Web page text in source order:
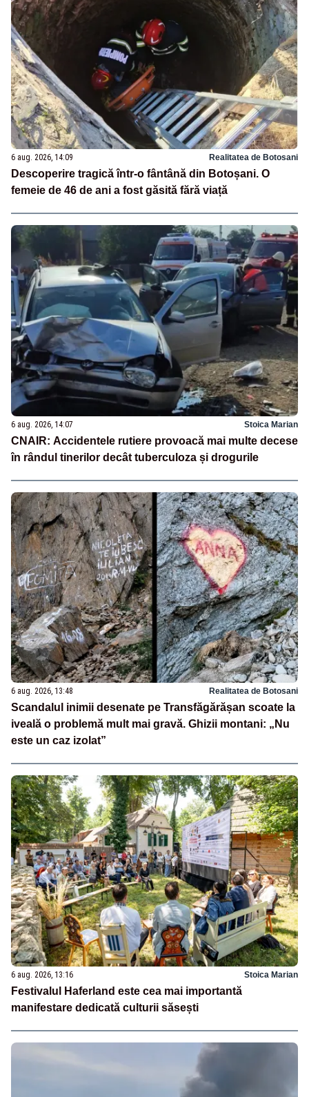
6 aug. 2026, 14:09 Realitatea de Botosani
Descoperire tragică într-o fântână din Botoșani. O
femeie de 46 de ani a fost găsită fără viață
6 aug. 2026, 14:07 Stoica Marian
CNAIR: Accidentele rutiere provoacă mai multe decese
în rândul tinerilor decât tuberculoza și drogurile
6 aug. 2026, 13:48 Realitatea de Botosani
Scandalul inimii desenate pe Transfăgărășan scoate la
iveală o problemă mult mai gravă. Ghizii montani: „Nu
este un caz izolat”
6 aug. 2026, 13:16 Stoica Marian
Festivalul Haferland este cea mai importantă
manifestare dedicată culturii săsești